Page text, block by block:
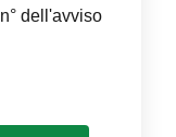
dell'avviso